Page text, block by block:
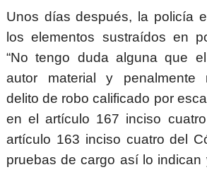
Unos días después, la policía
los elementos sustraídos en
“No tengo duda alguna que
autor material y penalmente
delito de robo calificado por
en el artículo 167 inciso
artículo 163 inciso cuatro del
pruebas de cargo así lo indican